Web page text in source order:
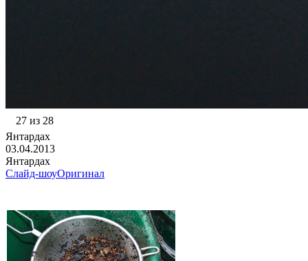
27 из 28
Янтардах
03.04.2013
Янтардах
Слайд-шоуОригинал